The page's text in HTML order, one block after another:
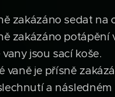
zakázáno sedat na
zakázáno potápění
jsou sací koše.
vaně je přísně
a